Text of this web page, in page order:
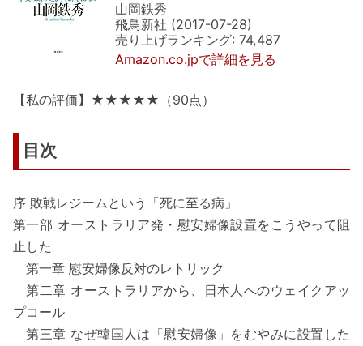
山岡鉄秀
飛鳥新社 (2017-07-28)
売り上げランキング: 74,487
Amazon.co.jpで詳細を見る
【私の評価】★★★★★（90点）
目次
序 敗戦レジームという「死に至る病」
第一部 オーストラリア発・慰安婦像設置をこうやって阻
止した
第一章 慰安婦像反対のレトリック
第二章 オーストラリアから、日本人へのウェイクアッ
プコール
第三章 なぜ韓国人は「慰安婦像」をむやみに設置した